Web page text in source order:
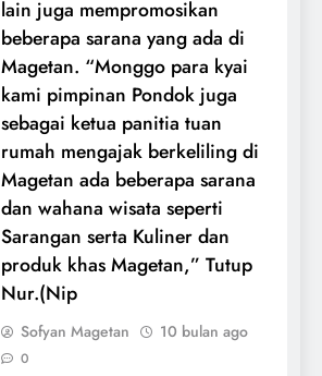
lain juga mempromosikan
beberapa sarana yang ada di
Magetan. “Monggo para kyai
kami pimpinan Pondok juga
sebagai ketua panitia tuan
rumah mengajak berkeliling di
Magetan ada beberapa sarana
dan wahana wisata seperti
Sarangan serta Kuliner dan
produk khas Magetan,” Tutup
Nur.(Nip
Sofyan Magetan 10 bulan ago
0